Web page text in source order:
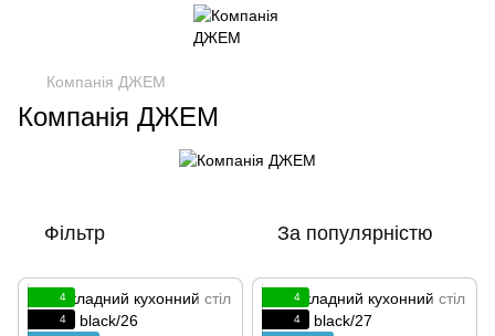
Компанія ДЖЕМ
Компанія ДЖЕМ
Фільтр За популярністю
4
4
4
4